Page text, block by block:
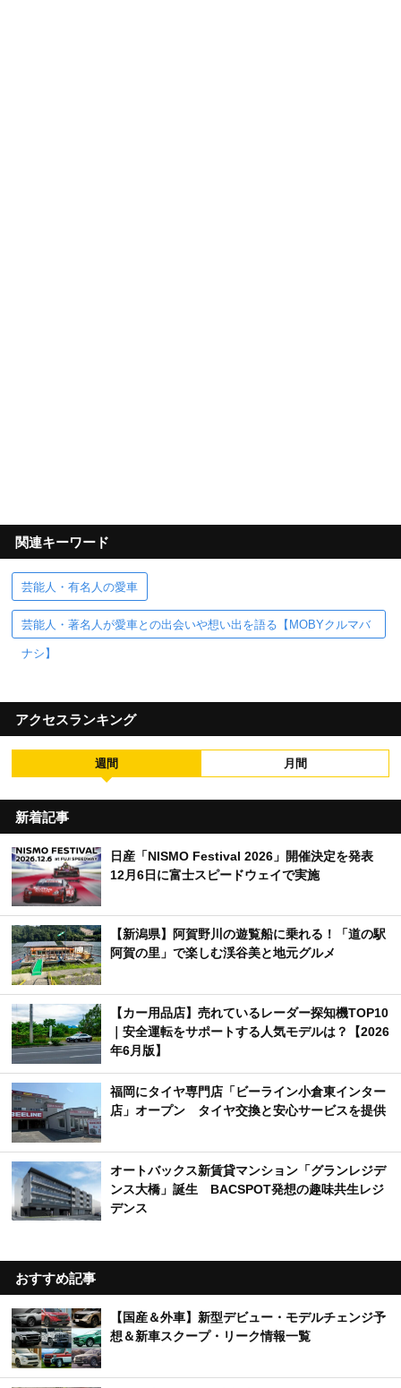
関連キーワード
芸能人・有名人の愛車
芸能人・著名人が愛車との出会いや想い出を語る【MOBYクルマバ
ナシ】
アクセスランキング
週間 月間
新着記事
日産「NISMO Festival 2026」開催決定を発表
12月6日に富士スピードウェイで実施
【新潟県】阿賀野川の遊覧船に乗れる！「道の駅
阿賀の里」で楽しむ渓谷美と地元グルメ
【カー用品店】売れているレーダー探知機TOP10
｜安全運転をサポートする人気モデルは？【2026
年6月版】
福岡にタイヤ専門店「ビーライン小倉東インター
店」オープン タイヤ交換と安心サービスを提供
オートバックス新賃貸マンション「グランレジデ
ンス大橋」誕生 BACSPOT発想の趣味共生レジ
デンス
おすすめ記事
【国産＆外車】新型デビュー・モデルチェンジ予
想＆新車スクープ・リーク情報一覧